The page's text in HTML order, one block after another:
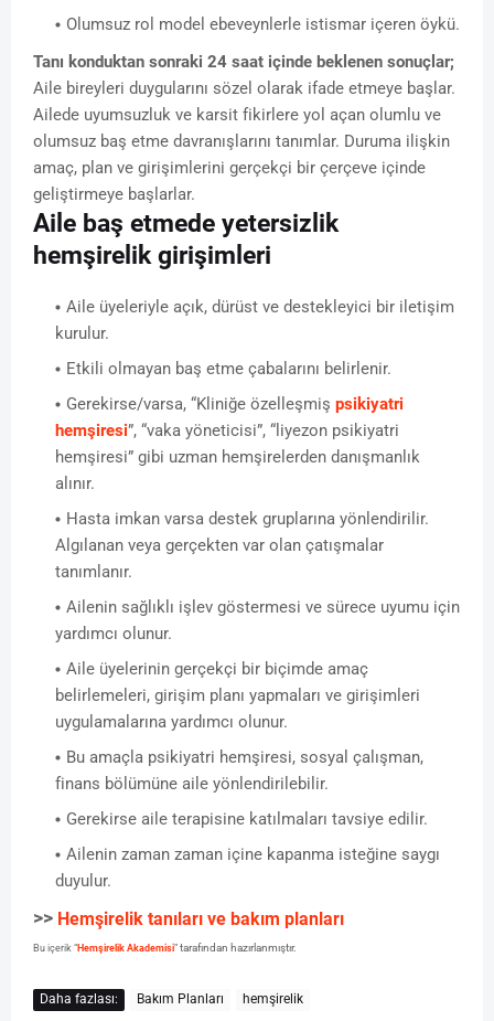
Olumsuz rol model ebeveynlerle istismar içeren öykü.
Tanı konduktan sonraki 24 saat içinde beklenen sonuçlar;
Aile bireyleri duygularını sözel olarak ifade etmeye başlar.
Ailede uyumsuzluk ve karsit fikirlere yol açan olumlu ve
olumsuz baş etme davranışlarını tanımlar. Duruma ilişkin
amaç, plan ve girişimlerini gerçekçi bir çerçeve içinde
geliştirmeye başlarlar.
Aile baş etmede yetersizlik
hemşirelik girişimleri
Aile üyeleriyle açık, dürüst ve destekleyici bir iletişim
kurulur.
Etkili olmayan baş etme çabalarını belirlenir.
Gerekirse/varsa, “Kliniğe özelleşmiş psikiyatri
hemşiresi”, “vaka yöneticisi”, “liyezon psikiyatri
hemşiresi” gibi uzman hemşirelerden danışmanlık
alınır.
Hasta imkan varsa destek gruplarına yönlendirilir.
Algılanan veya gerçekten var olan çatışmalar
tanımlanır.
Ailenin sağlıklı işlev göstermesi ve sürece uyumu için
yardımcı olunur.
Aile üyelerinin gerçekçi bir biçimde amaç
belirlemeleri, girişim planı yapmaları ve girişimleri
uygulamalarına yardımcı olunur.
Bu amaçla psikiyatri hemşiresi, sosyal çalışman,
finans bölümüne aile yönlendirilebilir.
Gerekirse aile terapisine katılmaları tavsiye edilir.
Ailenin zaman zaman içine kapanma isteğine saygı
duyulur.
>> Hemşirelik tanıları ve bakım planları
Bu içerik “Hemşirelik Akademisi” tarafından hazırlanmıştır.
Daha fazlası: Bakım Planları hemşirelik